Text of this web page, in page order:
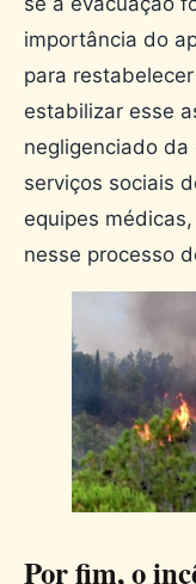
importância do
para
estabilizar esse
negligenciado
serviços sociais
equipes
nesse processo
Por fim, o